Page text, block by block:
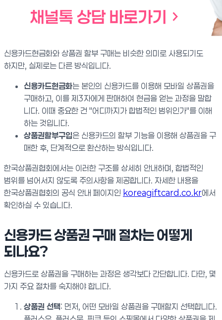
신용카드현금화와 상품권 할부 구매는 비슷한 의미로 사용되기도
하지만, 실제로는 다른 방식입니다.
신용카드현금화는 본인의 신용카드를 이용해 모바일 상품권을
구매하고, 이를 제3자에게 판매하여 현금을 얻는 과정을 말합
니다. 이때 중요한 건 "어디까지가 합법적인 범위인가"를 이해
하는 것입니다.
상품권할부구입은 신용카드의 할부 기능을 이용해 상품권을 구
매한 후, 단계적으로 환산하는 방식입니다.
한국상품권협회에서는 이러한 구조를 상세히 안내하며, 합법적인
범위를 넘어서지 않도록 주의사항을 제공합니다. 자세한 내용을
한국상품권협회의 공식 안내 페이지인 koreagiftcard.co.kr에서
확인하실 수 있습니다.
신용카드 상품권 구매 절차는 어떻게
되나요?
신용카드로 상품권을 구매하는 과정은 생각보다 간단합니다. 다만, 몇
가지 주요 절차를 숙지해야 합니다.
상품권 선택: 먼저, 어떤 모바일 상품권을 구매할지 선택합니다.